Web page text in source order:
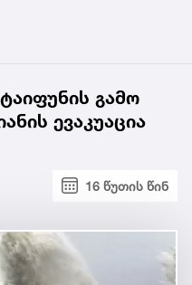
გამო
ევაკუაცია
16 წუთის წინ